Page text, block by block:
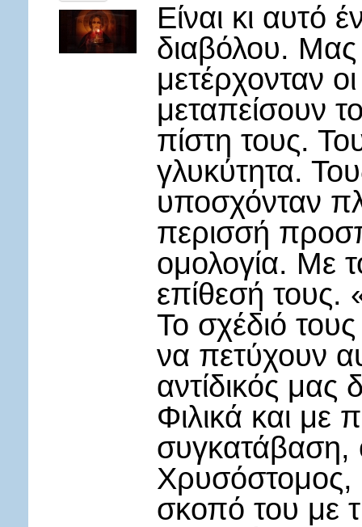
Είναι κι αυτό
διαβόλου. Μας
μετέρχονταν
μεταπείσουν
πίστη τους.
γλυκύτητα.
υποσχόνταν
περισσή
ομολογία. Με
επίθεσή τους.
Το σχέδιό
να πετύχουν
αντίδικός μας
Φιλικά και με
συγκατάβαση,
Χρυσόστομος,
σκοπό του με